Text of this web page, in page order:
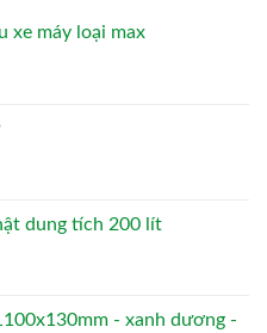
xe máy loại max
dung tích 200 lít
- xanh dương -